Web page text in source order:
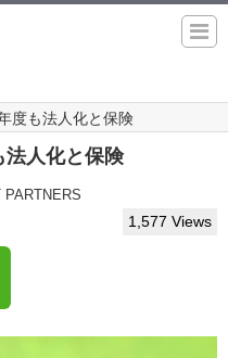
度も法人化と保険
法人化と保険
PARTNERS
1,577 Views